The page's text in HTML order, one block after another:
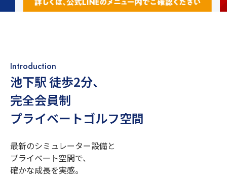
Introduction
池下駅 徒歩2分、
完全会員制
プライベートゴルフ空間
最新のシミュレーター設備と
プライベート空間で、
確かな成長を実感。